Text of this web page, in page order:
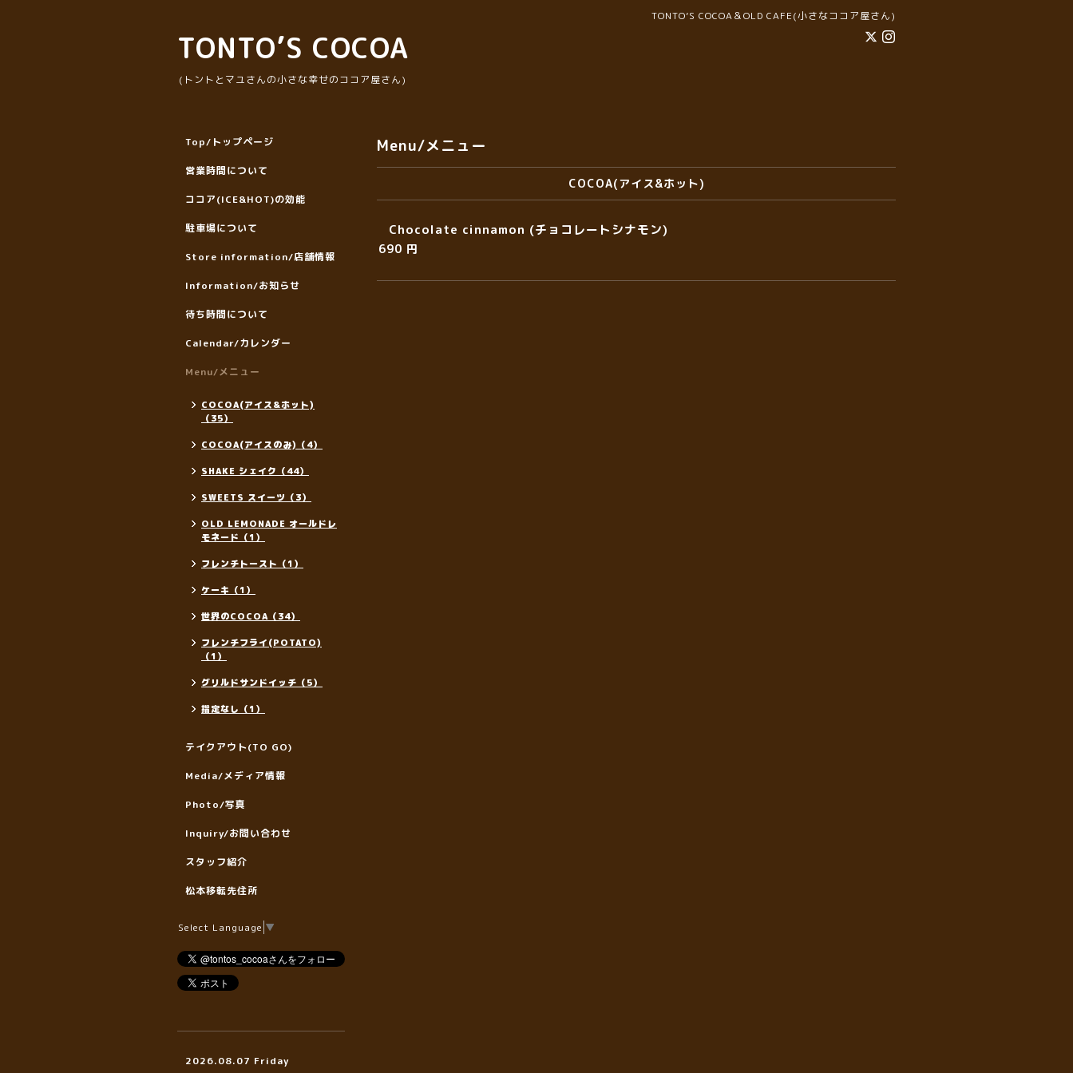
TONTO’S COCOA＆OLD CAFE(小さなココア屋さん)
TONTO’S COCOA
(トントとマユさんの小さな幸せのココア屋さん)
Menu/メニュー
COCOA(アイス&ホット)
Chocolate cinnamon (チョコレートシナモン)
690 円
Top/トップページ
営業時間について
ココア(ICE&HOT)の効能
駐車場について
Store information/店舗情報
Information/お知らせ
待ち時間について
Calendar/カレンダー
Menu/メニュー
COCOA(アイス&ホット)
（35）
COCOA(アイスのみ)（4）
SHAKE シェイク（44）
SWEETS スイーツ（3）
OLD LEMONADE オールドレ
モネード（1）
フレンチトースト（1）
ケーキ（1）
世界のCOCOA（34）
フレンチフライ(POTATO)
（1）
グリルドサンドイッチ（5）
指定なし（1）
テイクアウト(TO GO)
Media/メディア情報
Photo/写真
Inquiry/お問い合わせ
スタッフ紹介
松本移転先住所
Select Language ▼
2026.08.07 Friday